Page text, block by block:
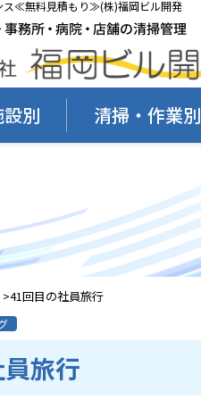
ス≪無料見積もり≫(株)福岡ビル開発
別 清掃・作業別
41回目の社員旅行
旅行